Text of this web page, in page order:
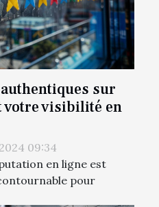
sur
votre visibilité en
09:34
en ligne est
pour